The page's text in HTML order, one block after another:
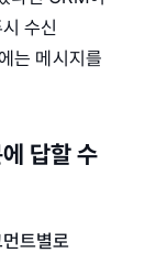
수신
는 메시지를
답할 수
트별로